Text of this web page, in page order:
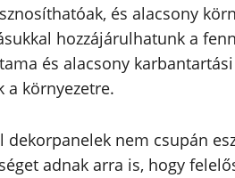
és alacsony
hozzájárulhatunk a
és alacsony
a környezetre.
dekorpanelek nem csupán
adnak arra is, hogy